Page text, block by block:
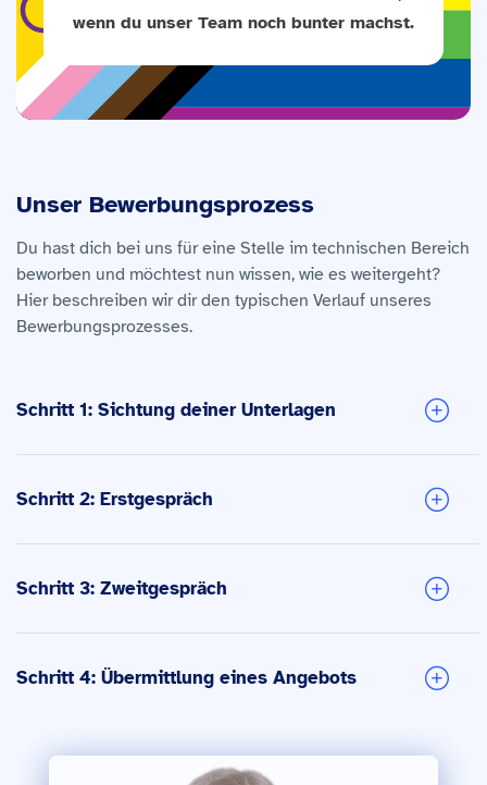
wenn du unser Team noch bunter machst.
Unser Bewerbungsprozess
Du hast dich bei uns für eine Stelle im technischen Bereich
beworben und möchtest nun wissen, wie es weitergeht?
Hier beschreiben wir dir den typischen Verlauf unseres
Bewerbungsprozesses.
Schritt 1: Sichtung deiner Unterlagen
Schritt 2: Erstgespräch
Schritt 3: Zweitgespräch
Schritt 4: Übermittlung eines Angebots